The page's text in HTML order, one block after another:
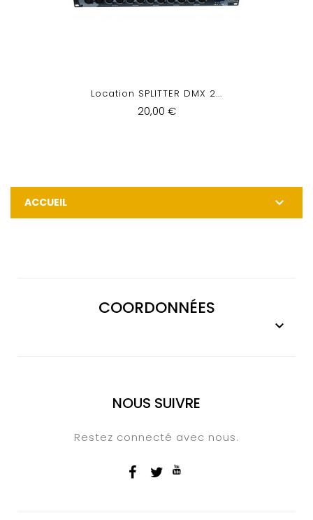
Location SPLITTER DMX 2...
20,00 €
ACCUEIL 
COORDONNÉES

NOUS SUIVRE
Restez connecté avec nous.